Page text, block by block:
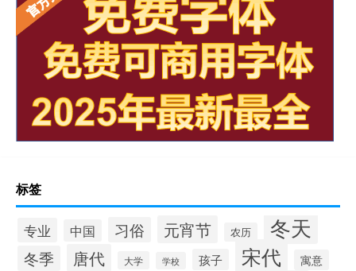
标签
专业 中国 习俗 元宵节 农历 冬天
冬季 唐代 大学 学校 孩子 宋代 寓意